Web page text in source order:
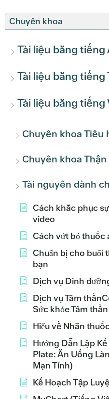
Chuyên khoa
Tài liệu bằng tiếng
Tài liệu bằng tiếng
Tài liệu bằng tiếng
Chuyên khoa Tiêu
Chuyên khoa Thận
Tài nguyên dành
Cách khắc phục
video
Cách vứt bỏ thuốc
Chuẩn bị cho buổi
bạn
Dịch vụ Dinh
Dịch vụ Tâm
Sức khỏe Tâm
Hiểu về Nhãn
Hướng Dẫn Lập
Plate: Ăn Uống
Mạn Tính)
Kế Hoạch Tập